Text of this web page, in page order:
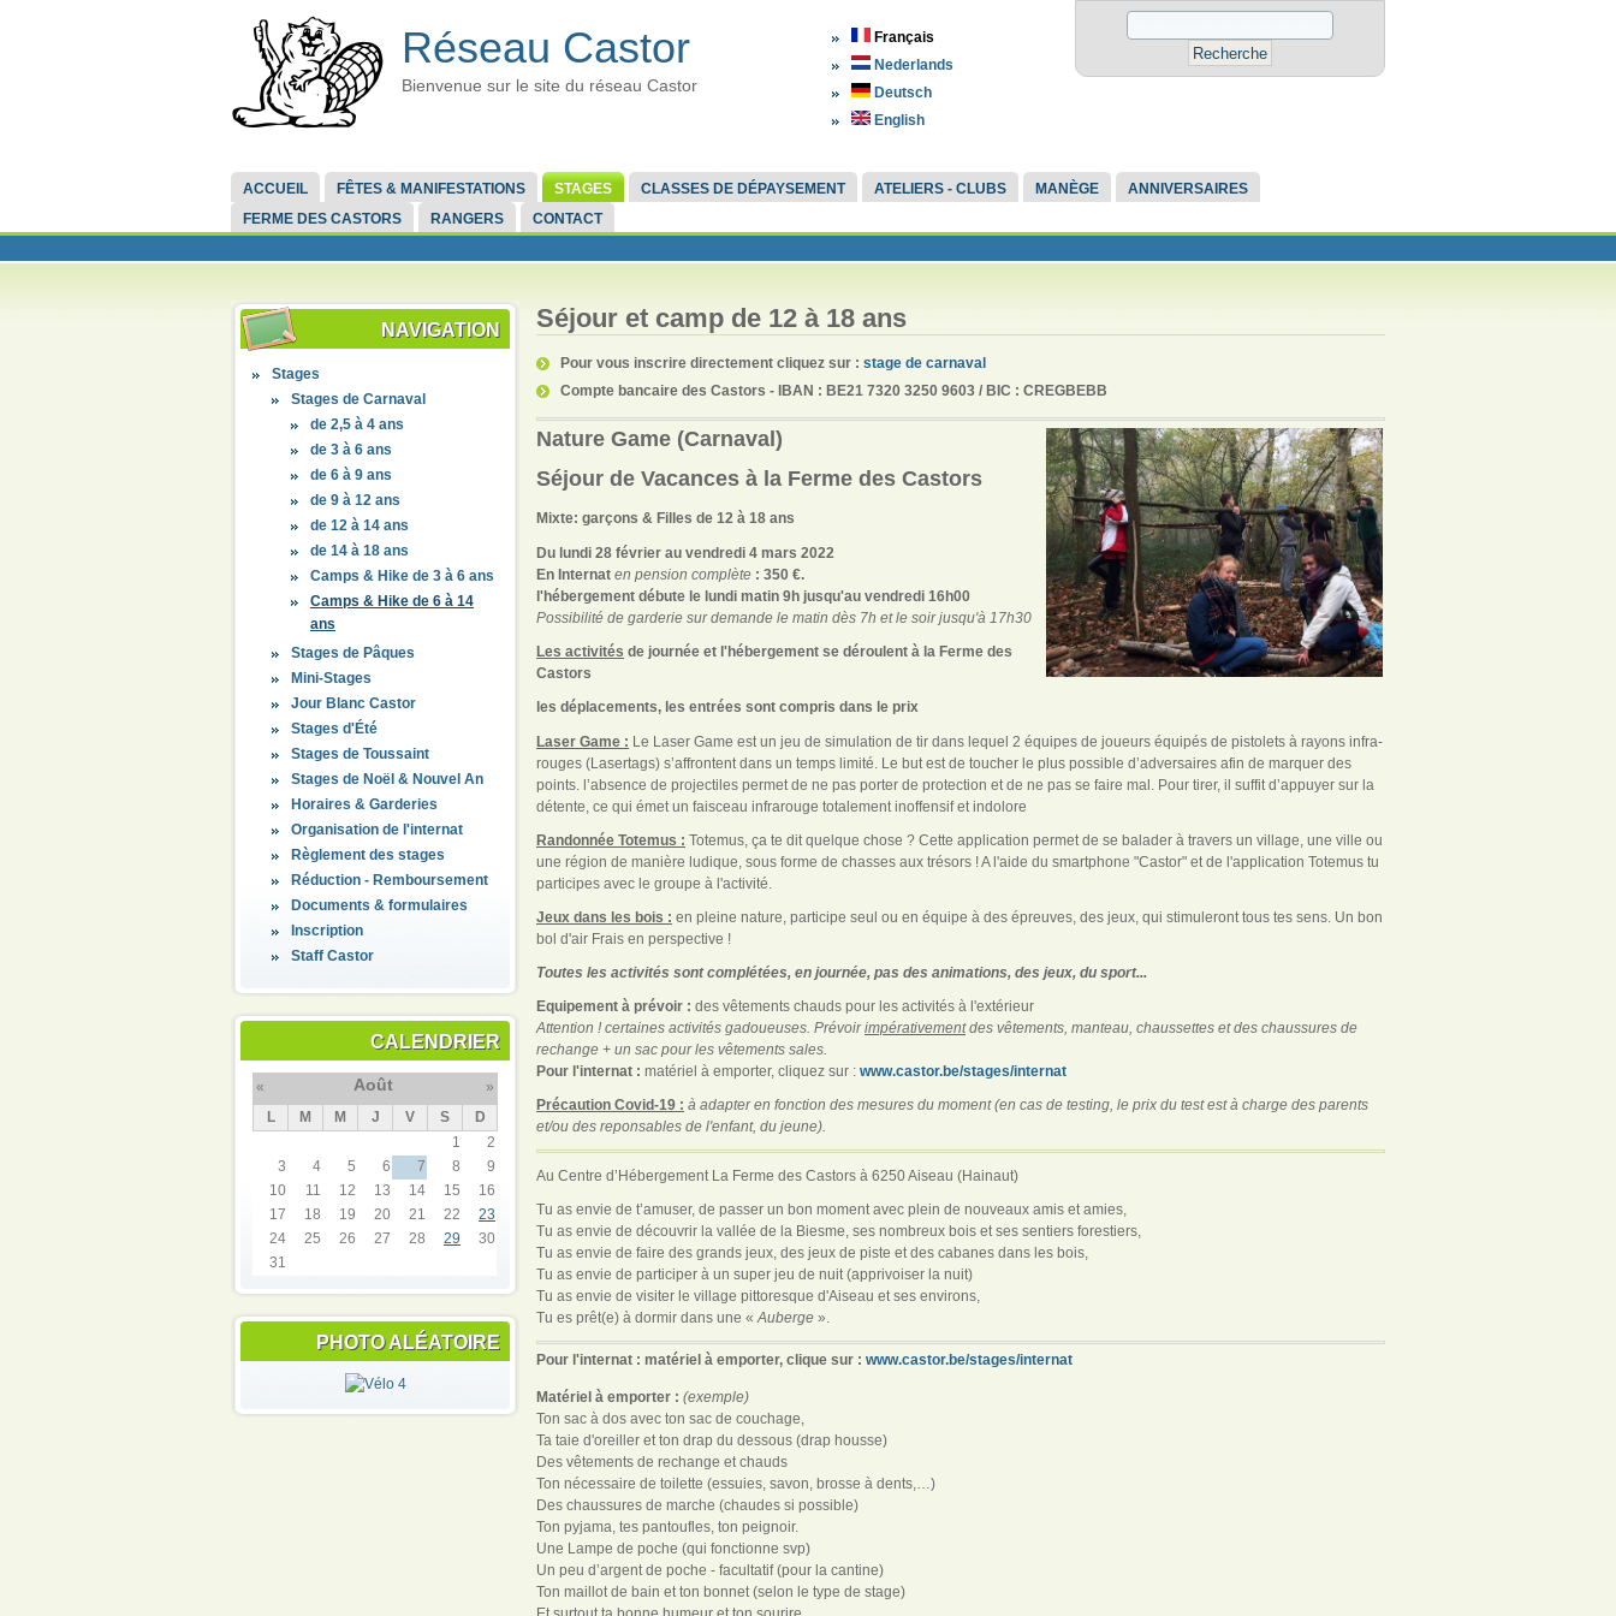
Réseau Castor
Bienvenue sur le site du réseau Castor
Français
Nederlands
Deutsch
English
ACCUEIL FÊTES & MANIFESTATIONS STAGES CLASSES DE DÉPAYSEMENT ATELIERS - CLUBS MANÈGE
ANNIVERSAIRES
FERME DES CASTORS
RANGERS CONTACT
NAVIGATION
Stages
Stages de Carnaval
de 2,5 à 4 ans
de 3 à 6 ans
de 6 à 9 ans
de 9 à 12 ans
de 12 à 14 ans
de 14 à 18 ans
Camps & Hike de 3 à 6 ans
Camps & Hike de 6 à 14
ans
Stages de Pâques
Mini-Stages
Jour Blanc Castor
Stages d'Été
Stages de Toussaint
Stages de Noël & Nouvel An
Horaires & Garderies
Organisation de l'internat
Règlement des stages
Réduction - Remboursement
Documents & formulaires
Inscription
Staff Castor
CALENDRIER
« Août
»
L
M M J V S
D
1
2
3
4 5 6 7 8
9
10
11 12 13 14 15
16
17
18 19 20 21 22
23
24
25 26 27 28 29
30
31
PHOTO ALÉATOIRE
Séjour et camp de 12 à 18 ans
Pour vous inscrire directement cliquez sur : stage de carnaval
Compte bancaire des Castors - IBAN : BE21 7320 3250 9603 / BIC : CREGBEBB
Nature Game (Carnaval)
Séjour de Vacances à la Ferme des Castors
Mixte: garçons & Filles de 12 à 18 ans
Du lundi 28 février au vendredi 4 mars 2022
En Internat en pension complète : 350 €.
l'hébergement débute le lundi matin 9h jusqu'au vendredi 16h00
Possibilité de garderie sur demande le matin dès 7h et le soir jusqu'à 17h30
Les activités de journée et l'hébergement se déroulent à la Ferme des
Castors
les déplacements, les entrées sont compris dans le prix
Laser Game : Le Laser Game est un jeu de simulation de tir dans lequel 2 équipes de joueurs équipés de pistolets à rayons infra-
rouges (Lasertags) s’affrontent dans un temps limité. Le but est de toucher le plus possible d’adversaires afin de marquer des
points. l’absence de projectiles permet de ne pas porter de protection et de ne pas se faire mal. Pour tirer, il suffit d’appuyer sur la
détente, ce qui émet un faisceau infrarouge totalement inoffensif et indolore
Randonnée Totemus : Totemus, ça te dit quelque chose ? Cette application permet de se balader à travers un village, une ville ou
une région de manière ludique, sous forme de chasses aux trésors ! A l'aide du smartphone "Castor" et de l'application Totemus tu
participes avec le groupe à l'activité.
Jeux dans les bois : en pleine nature, participe seul ou en équipe à des épreuves, des jeux, qui stimuleront tous tes sens. Un bon
bol d'air Frais en perspective !
Toutes les activités sont complétées, en journée, pas des animations, des jeux, du sport...
Equipement à prévoir : des vêtements chauds pour les activités à l'extérieur
Attention ! certaines activités gadoueuses. Prévoirimpérativementdes vêtements, manteau, chaussettes et des chaussures de
rechange + un sac pour les vêtements sales.
Pour l'internat : matériel à emporter, cliquez sur : www.castor.be/stages/internat
Précaution Covid-19 : à adapter en fonction des mesures du moment (en cas de testing, le prix du test est à charge des parents
et/ou des reponsables de l'enfant, du jeune).
Au Centre d’Hébergement La Ferme des Castors à 6250 Aiseau (Hainaut)
Tu as envie de t’amuser, de passer un bon moment avec plein de nouveaux amis et amies,
Tu as envie de découvrir la vallée de la Biesme, ses nombreux bois et ses sentiers forestiers,
Tu as envie de faire des grands jeux, des jeux de piste et des cabanes dans les bois,
Tu as envie de participer à un super jeu de nuit (apprivoiser la nuit)
Tu as envie de visiter le village pittoresque d'Aiseau et ses environs,
Tu es prêt(e) à dormir dans une «Auberge ».
Pour l'internat : matériel à emporter, clique sur : www.castor.be/stages/internat
Matériel à emporter : (exemple)
Ton sac à dos avec ton sac de couchage,
Ta taie d'oreiller et ton drap du dessous (drap housse)
Des vêtements de rechange et chauds
Ton nécessaire de toilette (essuies, savon, brosse à dents,…)
Des chaussures de marche (chaudes si possible)
Ton pyjama, tes pantoufles, ton peignoir.
Une Lampe de poche (qui fonctionne svp)
Un peu d’argent de poche - facultatif (pour la cantine)
Ton maillot de bain et ton bonnet (selon le type de stage)